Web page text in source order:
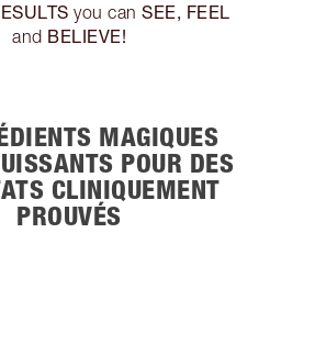
you can SEE, FEEL
and BELIEVE!
MAGIQUES
POUR DES
CLINIQUEMENT
PROUVÉS